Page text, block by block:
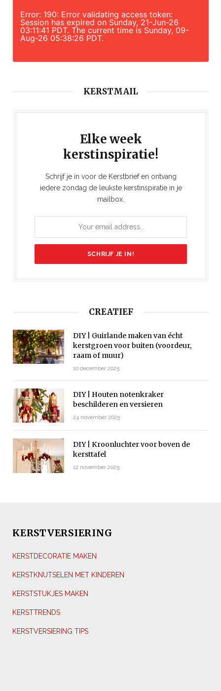
Error: 190: Error validating access token:
Session has expired on Sunday, 21-Jun-26
03:11:41 PDT. The current time is Sunday, 09-
Aug-26 05:38:26 PDT.
KERSTMAIL
Elke week
kerstinspiratie!
Schrijf je in voor de Kerstbrief en ontvang
iedere zondag de leukste kerstinspiratie in je
mailbox.
CREATIEF
DIY | Guirlande maken van écht
kerstgroen voor buiten (voordeur,
raam of muur)
10 december 2025
DIY | Houten notenkraker
beschilderen en versieren
24 november 2025
DIY | Kroonluchter voor boven de
kersttafel
12 november 2025
KERSTVERSIERING
KERSTDECORATIE MAKEN
KERSTKNUTSELEN MET KINDEREN
KERSTSTUKJES MAKEN
KERSTTRENDS
KERSTVERSIERING TIPS